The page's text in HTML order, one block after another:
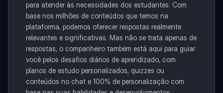
para atender às necessidades dos estudantes. Com
base nos milhões de conteúdos que temos na
plataforma, podemos oferecer respostas realmente
relevantes e significativas. Mas não se trata apenas de
respostas, o companheiro também está aqui para guiar
você pelos desafios diários de aprendizado, com
planos de estudo personalizados, quizzes ou
conteúdos no chat e 100% de personalização com